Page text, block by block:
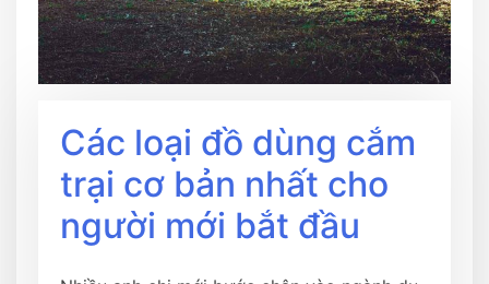
Các loại đồ dùng cắm
trại cơ bản nhất cho
người mới bắt đầu